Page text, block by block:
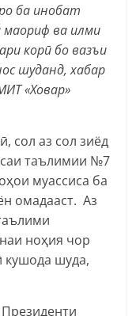
ба инобат
ва илми
корӣ бо вазъи
шуданд, хабар
«Ховар»
сол аз сол зиёд
таълимии №7
муассиса ба
омадааст. Аз
ноҳия чор
кушода шуда,